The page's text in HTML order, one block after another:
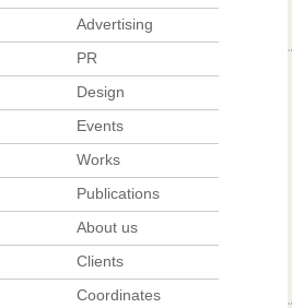
Advertising
PR
Design
Events
Works
Publications
About us
Clients
Coordinates